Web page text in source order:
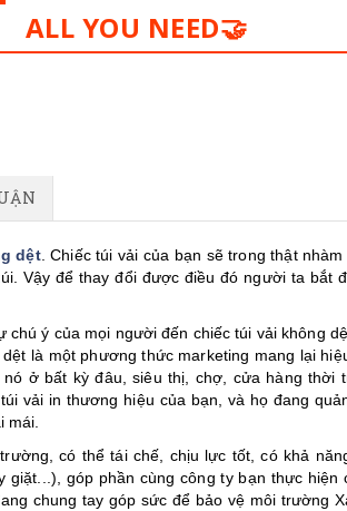
ALL YOU NEED🤝
dệt. Chiếc túi vải của bạn sẽ trong thật nhàm
Vậy để thay đổi được điều đó người ta bắt
ý của mọi người đến chiếc túi vải không
là một phương thức marketing mang lại
ở bất kỳ đâu, siêu thị, chợ, cửa hàng thời
vải in thương hiệu của bạn, và họ đang
mái.
có thể tái chế, chịu lực tốt, có khả
góp phần cùng công ty bạn thực hiện
chung tay góp sức để bảo vệ môi trường